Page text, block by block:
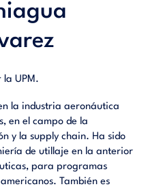
UPM.
la industria aeronáutica
en el campo de la
y la supply chain. Ha sido
de utillaje en la anterior
para programas
También es